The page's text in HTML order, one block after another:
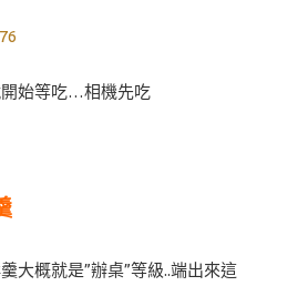
始等吃…相機先吃
大概就是”辦桌”等級..端出來這